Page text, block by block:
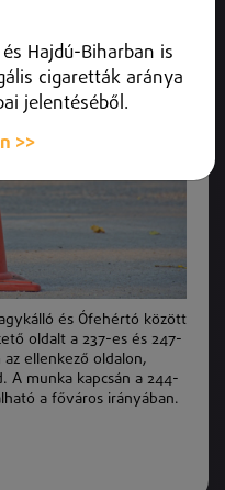
és Ófehértó között
oldalt a 237-es és 247-
ellenkező oldalon,
A munka kapcsán a 244-
a főváros irányában.
Hajdú-Biharban is
cigaretták aránya
jelentéséből.
>>